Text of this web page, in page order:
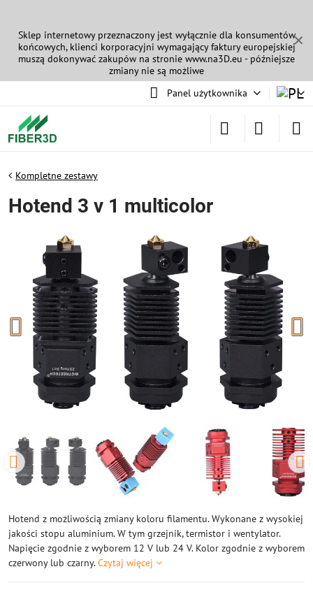
✕
Sklep internetowy przeznaczony jest wyłącznie dla konsumentów
końcowych, klienci korporacyjni wymagający faktury europejskiej
muszą dokonywać zakupów na stronie www.na3D.eu - późniejsze
zmiany nie są możliwe
Panel użytkownika
Kompletne zestawy
Hotend 3 v 1 multicolor
Hotend z możliwością zmiany koloru filamentu. Wykonane z wysokiej
jakości stopu aluminium. W tym grzejnik, termistor i wentylator.
Napięcie zgodnie z wyborem 12 V lub 24 V. Kolor zgodnie z wyborem
czerwony lub czarny.Czytaj więcej